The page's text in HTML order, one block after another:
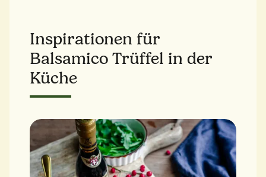
Inspirationen für
Balsamico Trüffel in der
Küche